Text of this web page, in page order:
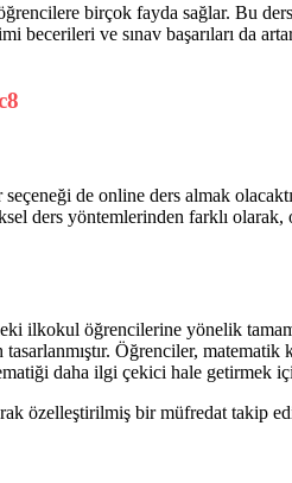
birçok fayda sağlar. Bu
becerileri ve sınav başarıları da
de online ders almak
ders yöntemlerinden farklı
ilkokul öğrencilerine yönelik
tasarlanmıştır. Öğrenciler,
daha ilgi çekici hale getirmek
özelleştirilmiş bir müfredat takip